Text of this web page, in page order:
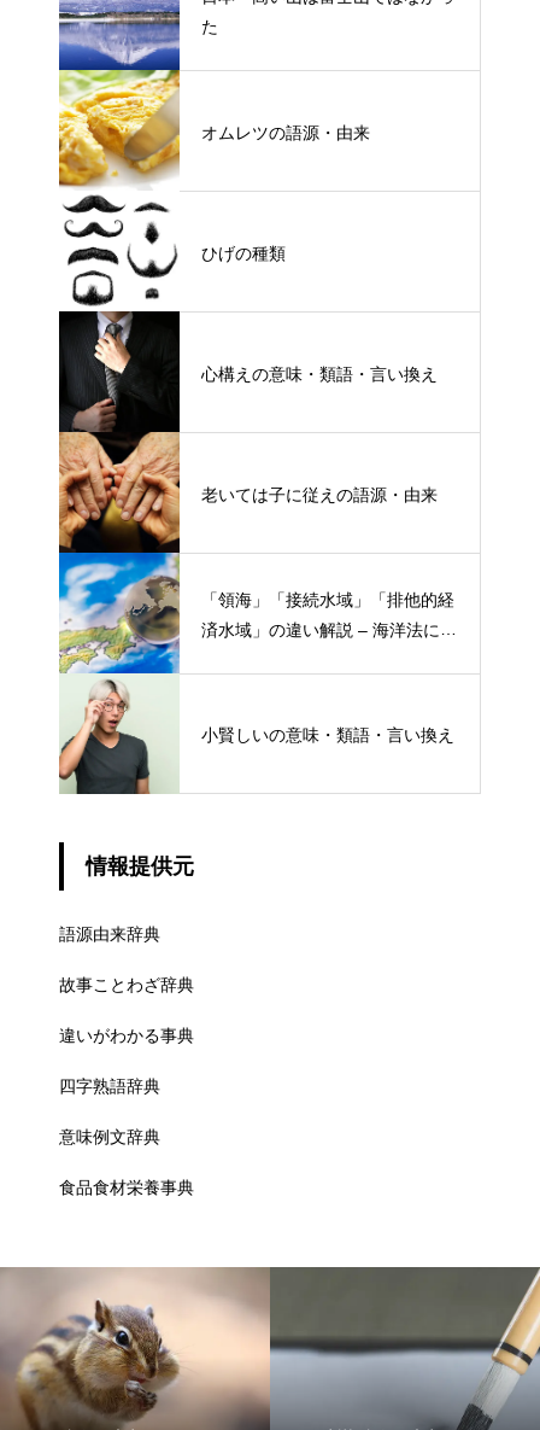
た
オムレツの語源・由来
ひげの種類
心構えの意味・類語・言い換え
老いては子に従えの語源・由来
「領海」「接続水域」「排他的経
済水域」の違い解説 – 海洋法にお
小賢しいの意味・類語・言い換え
情報提供元
語源由来辞典
故事ことわざ辞典
違いがわかる事典
四字熟語辞典
意味例文辞典
食品食材栄養事典